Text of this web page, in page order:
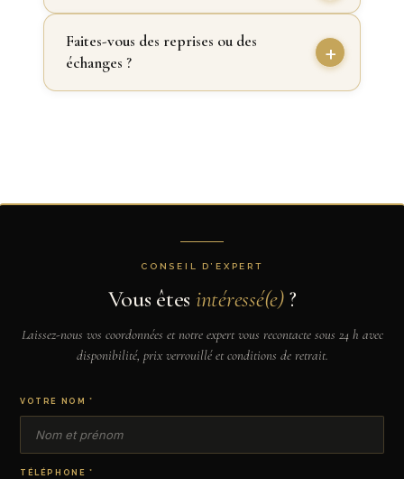
Faites-vous des reprises ou des
échanges ?
CONSEIL D’EXPERT
Vous êtes intéressé(e)?
Laissez-nous vos coordonnées et notre expert vous recontacte sous 24 h avec
disponibilité, prix verrouillé et conditions de retrait.
VOTRE NOM *
TÉLÉPHONE *